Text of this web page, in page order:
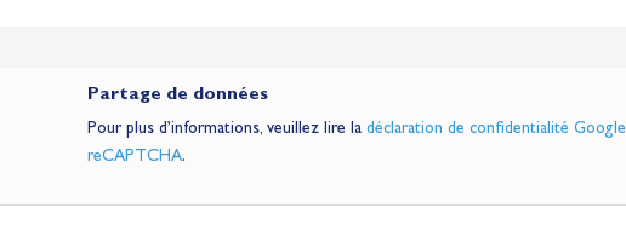
Partage de données
Pour plus d’informations, veuillez lire la déclaration de confidentialité Google
reCAPTCHA.